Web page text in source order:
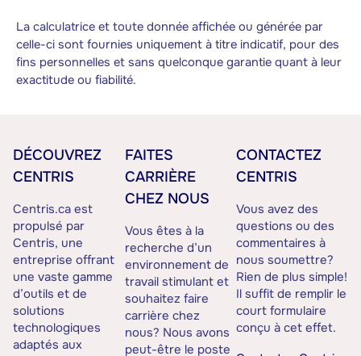
La calculatrice et toute donnée affichée ou générée par
celle-ci sont fournies uniquement à titre indicatif, pour des
fins personnelles et sans quelconque garantie quant à leur
exactitude ou fiabilité.
DÉCOUVREZ
CENTRIS
Centris.ca est
propulsé par
Centris, une
entreprise offrant
une vaste gamme
d’outils et de
solutions
technologiques
adaptés aux
FAITES
CARRIÈRE
CHEZ NOUS
Vous êtes à la
recherche d’un
environnement de
travail stimulant et
souhaitez faire
carrière chez
nous? Nous avons
peut-être le poste
CONTACTEZ
CENTRIS
Vous avez des
questions ou des
commentaires à
nous soumettre?
Rien de plus simple!
Il suffit de remplir le
court formulaire
conçu à cet effet.